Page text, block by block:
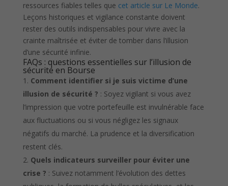
ressources fiables telles que cet article sur Le Monde.
Leçons historiques et vigilance constante doivent
rester des outils indispensables pour vivre avec la
crainte maîtrisée et éviter de tomber dans l’illusion
d’une sécurité infinie.
FAQs : questions essentielles sur l’illusion de
sécurité en Bourse
Comment identifier si je suis victime d’une
illusion de sécurité ? : Soyez vigilant si vous avez
l’impression que votre portefeuille est invulnérable face
aux fluctuations ou si vous négligez les signaux
négatifs du marché. La prudence et la diversification
restent clés.
Quels indicateurs surveiller pour éviter une
crise ? : Suivez notamment l’évolution des dettes